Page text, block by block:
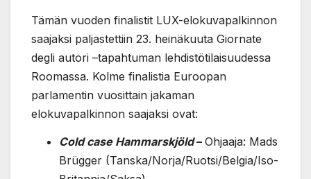
Tämän vuoden finalistit LUX-elokuvapalkinnon
saajaksi paljastettiin 23. heinäkuuta Giornate
degli autori –tapahtuman lehdistötilaisuudessa
Roomassa. Kolme finalistia Euroopan
parlamentin vuosittain jakaman
elokuvapalkinnon saajaksi ovat:
Cold case Hammarskjöld– Ohjaaja: Mads
Brügger (Tanska/Norja/Ruotsi/Belgia/Iso-